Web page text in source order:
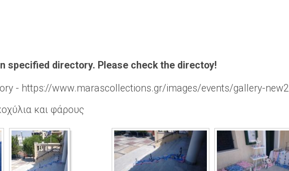
specified directory. Please check the directoy!
- https://www.marascollections.gr/images/events/gallery-new2
και φάρους